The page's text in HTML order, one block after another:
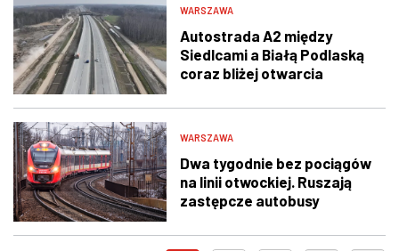
WARSZAWA
Autostrada A2 między
Siedlcami a Białą Podlaską
coraz bliżej otwarcia
WARSZAWA
Dwa tygodnie bez pociągów
na linii otwockiej. Ruszają
zastępcze autobusy